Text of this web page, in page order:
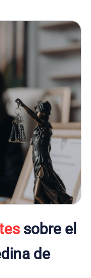
sobre el
de